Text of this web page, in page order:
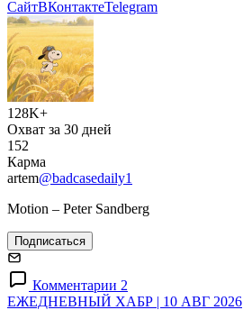
СайтВКонтактеTelegram
128K+
Охват за 30 дней
152
Карма
artem@badcasedaily1
Motion – Peter Sandberg
Подписаться
Комментарии 2
ЕЖЕДНЕВНЫЙ ХАБР | 10 АВГ 2026